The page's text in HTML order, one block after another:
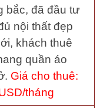
bắc, đã đầu tư
nội thất đẹp
khách thuê
quần áo
Giá cho thuê:
tháng